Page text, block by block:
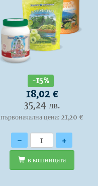
-15%
18,02 €
35,24 лв.
първоначална цена: 21,20 €
Количество
- +
в кошницата